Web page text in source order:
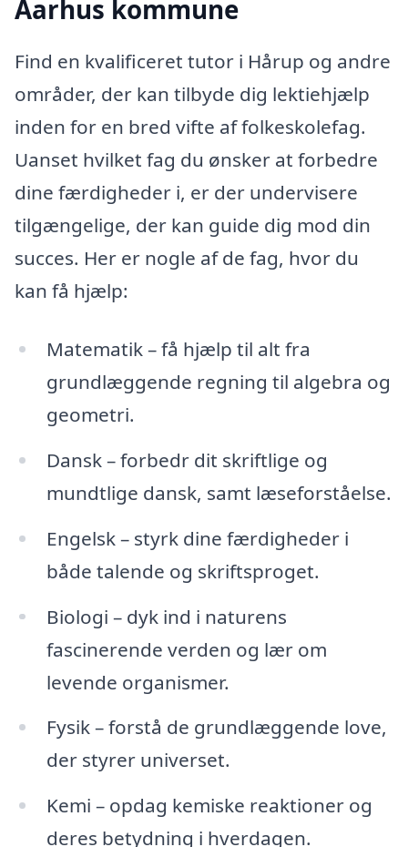
Aarhus kommune
Find en kvalificeret tutor i Hårup og andre
områder, der kan tilbyde dig lektiehjælp
inden for en bred vifte af folkeskolefag.
Uanset hvilket fag du ønsker at forbedre
dine færdigheder i, er der undervisere
tilgængelige, der kan guide dig mod din
succes. Her er nogle af de fag, hvor du
kan få hjælp:
Matematik – få hjælp til alt fra
grundlæggende regning til algebra og
geometri.
Dansk – forbedr dit skriftlige og
mundtlige dansk, samt læseforståelse.
Engelsk – styrk dine færdigheder i
både talende og skriftsproget.
Biologi – dyk ind i naturens
fascinerende verden og lær om
levende organismer.
Fysik – forstå de grundlæggende love,
der styrer universet.
Kemi – opdag kemiske reaktioner og
deres betydning i hverdagen.